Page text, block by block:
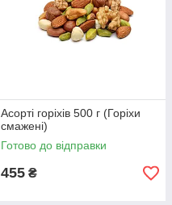
Асорті горіхів 500 г (Горіхи
смажені)
Готово до відправки
455 ₴